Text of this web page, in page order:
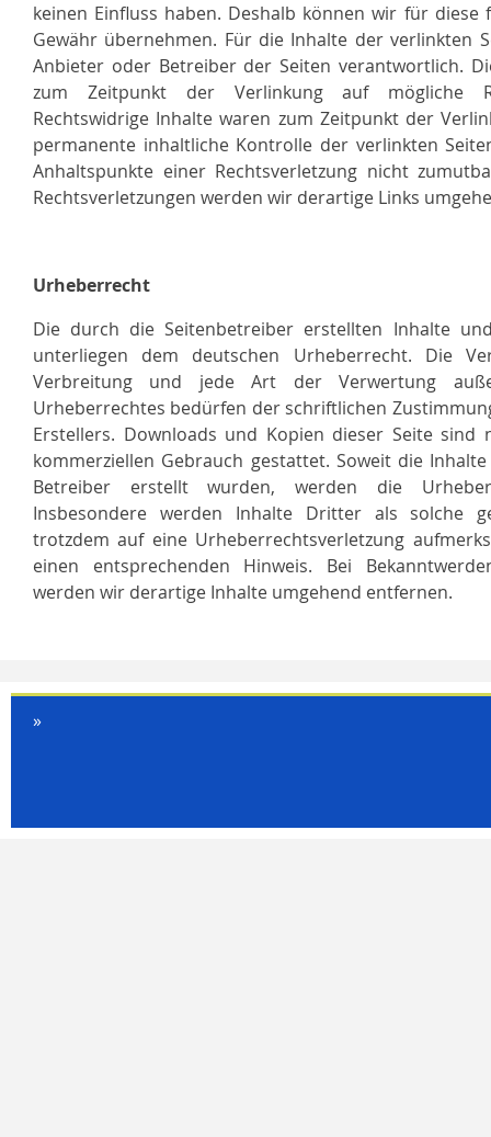
keinen Einfluss haben. Deshalb können wir für diese
Gewähr übernehmen. Für die Inhalte der verlinkten
Anbieter oder Betreiber der Seiten verantwortlich.
zum Zeitpunkt der Verlinkung auf mögliche
Rechtswidrige Inhalte waren zum Zeitpunkt der
permanente inhaltliche Kontrolle der verlinkten
Anhaltspunkte einer Rechtsverletzung nicht
Rechtsverletzungen werden wir derartige Links
Urheberrecht
Die durch die Seitenbetreiber erstellten Inhalte
unterliegen dem deutschen Urheberrecht. Die
Verbreitung und jede Art der Verwertung
Urheberrechtes bedürfen der schriftlichen
Erstellers. Downloads und Kopien dieser Seite
kommerziellen Gebrauch gestattet. Soweit die
Betreiber erstellt wurden, werden die
Insbesondere werden Inhalte Dritter als solche
trotzdem auf eine Urheberrechtsverletzung
einen entsprechenden Hinweis. Bei
werden wir derartige Inhalte umgehend entfernen.
»